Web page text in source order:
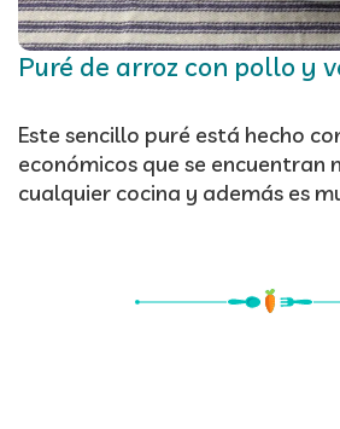
Puré de arroz con pollo y
Este sencillo puré está hecho
económicos que se encuentran
cualquier cocina y además es